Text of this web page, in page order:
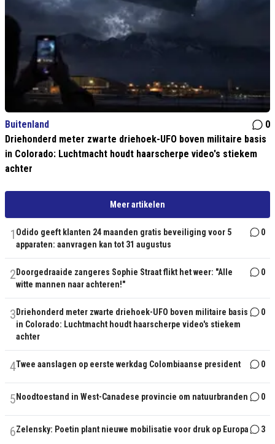
Buitenland
0
Driehonderd meter zwarte driehoek-UFO boven militaire basis
in Colorado: Luchtmacht houdt haarscherpe video's stiekem
achter
Meer artikelen
1 Odido geeft klanten 24 maanden gratis beveiliging voor 5
apparaten: aanvragen kan tot 31 augustus
0
2 Doorgedraaide zangeres Sophie Straat flikt het weer: "Alle
witte mannen naar achteren!"
0
3 Driehonderd meter zwarte driehoek-UFO boven militaire basis
in Colorado: Luchtmacht houdt haarscherpe video's stiekem
achter
0
4Twee aanslagen op eerste werkdag Colombiaanse president 0
5 Noodtoestand in West-Canadese provincie om natuurbranden 0
6Zelensky: Poetin plant nieuwe mobilisatie voor druk op Europa 3